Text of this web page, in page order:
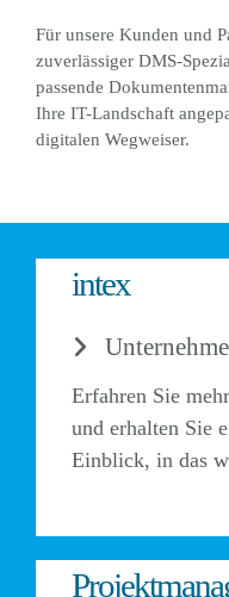
Für unsere Kunden und
zuverlässiger DMS-
passende
Ihre IT-Landschaft
digitalen Wegweiser.
intex
Erfahren Sie
und erhalten Sie
Einblick, in das